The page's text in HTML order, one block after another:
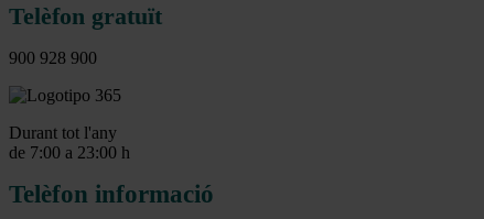
Telèfon gratuït
900 928 900
Durant tot l'any
de 7:00 a 23:00 h
Telèfon informació